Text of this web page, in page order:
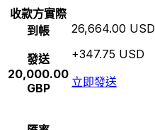
收款方實際
到帳
發送
20,000.00
GBP
26,664.00 USD
+347.75 USD
立即發送